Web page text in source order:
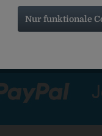
Nur funktionale